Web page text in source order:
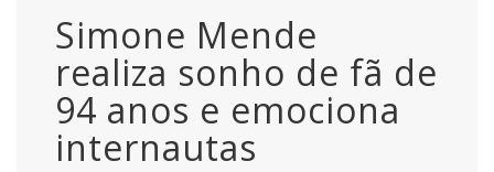
Simone Mende
realiza sonho de fã de
94 anos e emociona
internautas